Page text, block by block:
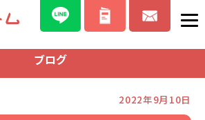
ブログ
2022年9月10日